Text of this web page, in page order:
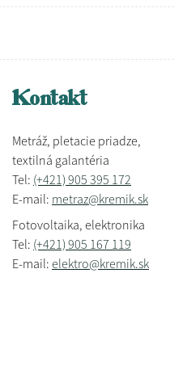
Kontakt
Metráž, pletacie priadze,
textilná galantéria
Tel: (+421) 905 395 172
E-mail: metraz@kremik.sk
Fotovoltaika, elektronika
Tel: (+421) 905 167 119
E-mail: elektro@kremik.sk